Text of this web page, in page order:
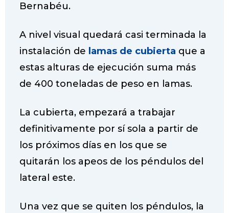
Bernabéu.
A nivel visual quedará casi terminada la
instalación de lamas de cubierta que a
estas alturas de ejecución suma más
de 400 toneladas de peso en lamas.
La cubierta, empezará a trabajar
definitivamente por sí sola a partir de
los próximos días en los que se
quitarán los apeos de los péndulos del
lateral este.
Una vez que se quiten los péndulos, la